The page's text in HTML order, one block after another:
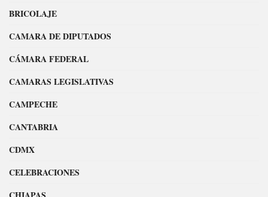
BRICOLAJE
CAMARA DE DIPUTADOS
CÁMARA FEDERAL
CAMARAS LEGISLATIVAS
CAMPECHE
CANTABRIA
CDMX
CELEBRACIONES